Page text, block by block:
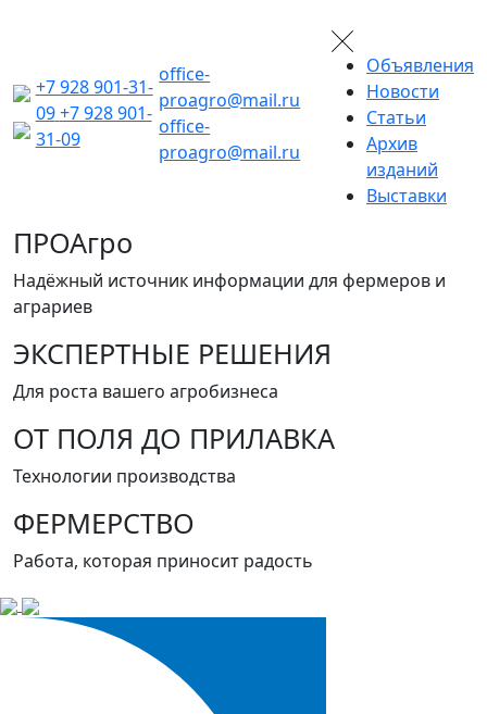
+7 928 901-31-
09+7 928 901-
31-09
office-
proagro@mail.ru
office-
proagro@mail.ru
Объявления
Новости
Статьи
Архив
изданий
Выставки
ПРОАгро
Надёжный источник информации для фермеров и
аграриев
ЭКСПЕРТНЫЕ РЕШЕНИЯ
Для роста вашего агробизнеса
ОТ ПОЛЯ ДО ПРИЛАВКА
Технологии производства
ФЕРМЕРСТВО
Работа, которая приносит радость